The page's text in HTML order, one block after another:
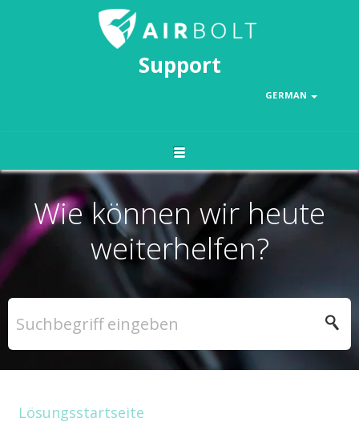
Support
GERMAN
Wie können wir heute
weiterhelfen?
Lösungsstartseite